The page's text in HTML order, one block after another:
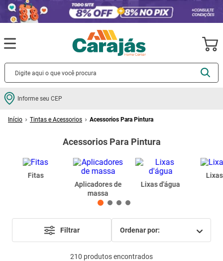
Informe seu CEP
Tintas e Acessorios Acessorios Para Pintura
Acessorios Para Pintura
Fitas
Aplicadores de
massa
Lixas d'água
Filtrar ordenar por
210 produtos
Termos mais buscados
revestimento
porta
8º cadeira
mesa